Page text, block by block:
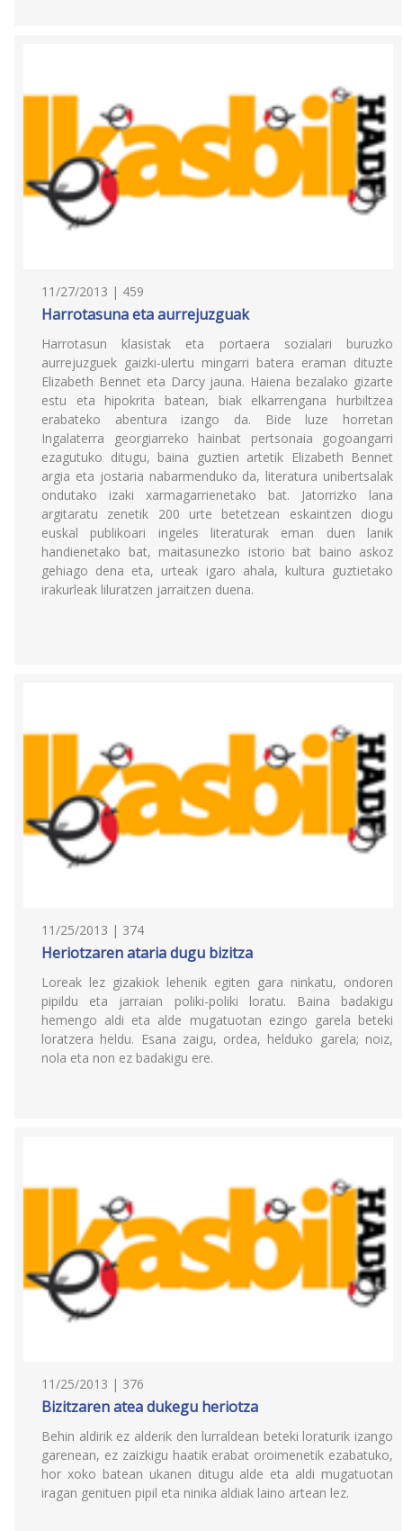
11/27/2013 | 459
Harrotasuna eta aurrejuzguak
Harrotasun klasistak eta portaera sozialari buruzko
aurrejuzguek gaizki-ulertu mingarri batera eraman dituzte
Elizabeth Bennet eta Darcy jauna. Haiena bezalako gizarte
estu eta hipokrita batean, biak elkarrengana hurbiltzea
erabateko abentura izango da. Bide luze horretan
Ingalaterra georgiarreko hainbat pertsonaia gogoangarri
ezagutuko ditugu, baina guztien artetik Elizabeth Bennet
argia eta jostaria nabarmenduko da, literatura unibertsalak
ondutako izaki xarmagarrienetako bat. Jatorrizko lana
argitaratu zenetik 200 urte betetzean eskaintzen diogu
euskal publikoari ingeles literaturak eman duen lanik
handienetako bat, maitasunezko istorio bat baino askoz
gehiago dena eta, urteak igaro ahala, kultura guztietako
irakurleak liluratzen jarraitzen duena.
11/25/2013 | 374
Heriotzaren ataria dugu bizitza
Loreak lez gizakiok lehenik egiten gara ninkatu, ondoren
pipildu eta jarraian poliki-poliki loratu. Baina badakigu
hemengo aldi eta alde mugatuotan ezingo garela beteki
loratzera heldu. Esana zaigu, ordea, helduko garela; noiz,
nola eta non ez badakigu ere.
11/25/2013 | 376
Bizitzaren atea dukegu heriotza
Behin aldirik ez alderik den lurraldean beteki loraturik izango
garenean, ez zaizkigu haatik erabat oroimenetik ezabatuko,
hor xoko batean ukanen ditugu alde eta aldi mugatuotan
iragan genituen pipil eta ninika aldiak laino artean lez.